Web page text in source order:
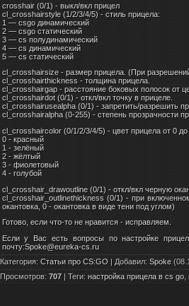
crosshair (0/1) - выкл/вкл прицел
cl_crosshairstyle (1/2/3/4/5) - стиль прицела:
1 — csgo динамический
2 — csgo статический
3 — cs полудинамический
4 — cs динамический
5 — cs статический
cl_crosshairsize - размер прицела. (При
cl_crosshairthickness - толщина прицела.
cl_crosshairgap - расстояние боковых полосок от
cl_crosshairdot (0/1) - откл/вкл точку в прицеле.
cl_crosshairusealpha (0/1) - запретить/разрешить
cl_crosshairalpha (0-255) - степень прозрачности
cl_crosshaircolor (0/1/2/3/4/5) - цвет прицела от 0 до
0 - красный
1 - зелёный
2 - жёлтый
3 - фиолетовый
4 - голубой
cl_crosshair_drawoutline (0/1) - откл/вкл черную
cl_crosshair_outlinethickness (0/1) - при
окантовка, 0 - окантовка в виде тени под углом)
Готово, если что-то не нравится - исправляем.
Если у Вас есть вопросы по настройке
почту:Spoke@eureka-cs.ru
Категория: Статьи про CS:GO| Добавил: Spoke
Просмотров: 707| Теги: настройка прицела в cs go,